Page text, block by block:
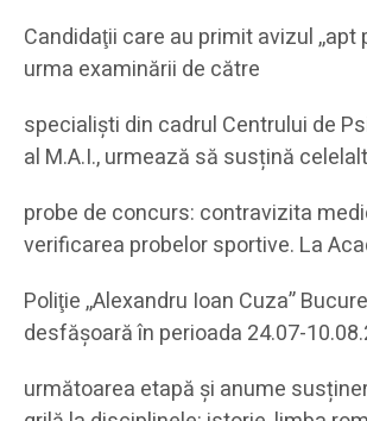
Candidaţii care au primit avizul ,,apt
urma examinării de către
specialişti din cadrul Centrului de
al M.A.I., urmează să susțină
probe de concurs: contravizita
verificarea probelor sportive. La
Poliţie ,,Alexandru Ioan Cuza”
desfășoară în perioada 24.07-
următoarea etapă și anume